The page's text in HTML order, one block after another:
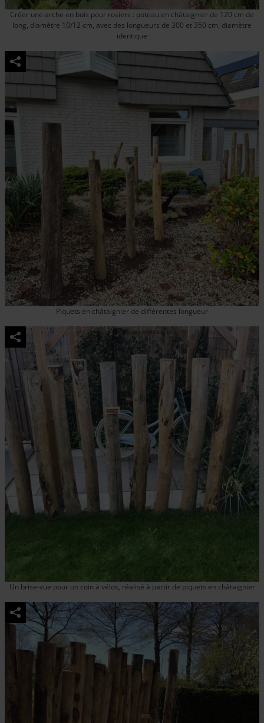
Créer une arche en bois pour rosiers : poteau en châtaignier de 120 cm de
long, diamètre 10/12 cm, avec des longueurs de 300 et 350 cm, diamètre
identique
Piquets en châtaignier de différentes longueur
Un brise-vue pour un coin à vélos, réalisé à partir de piquets en châtaignier